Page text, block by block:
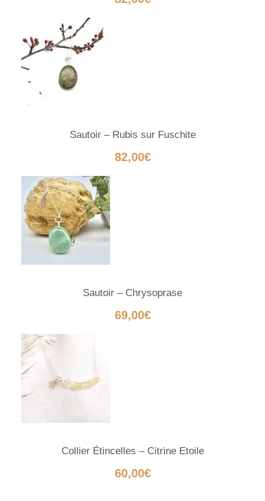
i
n
Sautoir – Rubis sur Fuschite
82,00€
Sautoir – Chrysoprase
69,00€
Collier Étincelles – Citrine Etoile
60,00€